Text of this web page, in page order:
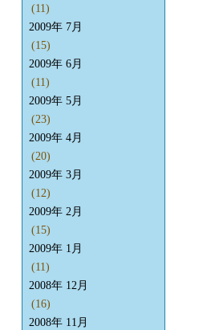
(11)
2009年 7月
(15)
2009年 6月
(11)
2009年 5月
(23)
2009年 4月
(20)
2009年 3月
(12)
2009年 2月
(15)
2009年 1月
(11)
2008年 12月
(16)
2008年 11月